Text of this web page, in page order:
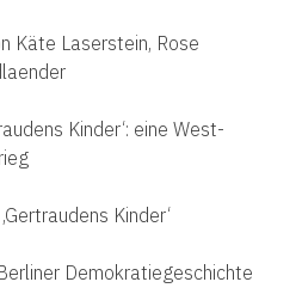
Käte Laserstein, Rose
Kinder‘: eine West-
Kinder‘
Demokratiegeschichte